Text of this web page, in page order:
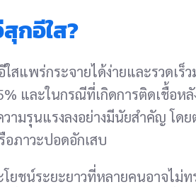
กอีใส?
สแพร่กระจายได้ง่ายและรวดเร็
และในกรณีที่เกิดการติดเชื้อห
ามรุนแรงลงอย่างมีนัยสำคัญ โด
อภาวะปอดอักเสบ
ยชน์ระยะยาวที่หลายคนอาจไม่